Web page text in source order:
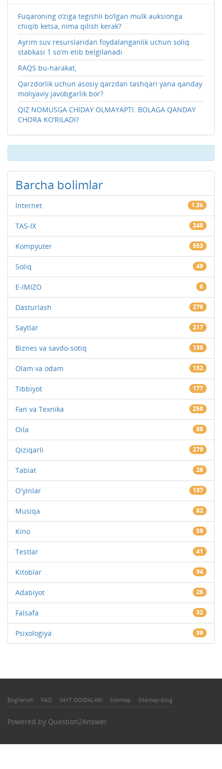
Fuqaroning o‘ziga tegishli bo‘lgan mulk auksionga
chiqib ketsa, nima qilish kerak?
Ayrim suv resurslaridan foydalanganlik uchun soliq
stabkasi 1 so'm etib belgilanadi
RAQS bu-harakat,
Qarzdorlik uchun asosiy qarzdan tashqari yana qanday
moliyaviy javobgarlik bor?
QIZ NOMUSGA CHIDAY OLMAYAPTI. BOLAGA QANDAY
CHORA KO‘RILADI?
Barcha bolimlar
Internet 1.3k
TAS-IX 248
Kompyuter 553
Soliq 49
E-IMIZO 6
Dasturlash 276
Saytlar 217
Biznes va savdo-sotiq 138
Olam va odam 132
Tibbiyot 177
Fan va Texnika 258
Oila 88
Qiziqarli 279
Tabiat 26
O'yinlar 137
Musiqa 82
Kino 59
Testlar 41
Kitoblar 94
Adabiyot 26
Falsafa 32
Psixologiya 39
Bog'lanish FAQ SAYT QOIDALARI Sitemap Sitemap-blog
Powered by Question2Answer